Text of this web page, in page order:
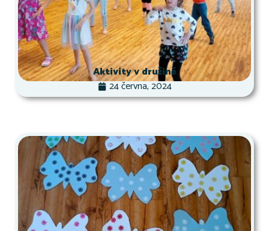
Aktivity v družině
24 června, 2024